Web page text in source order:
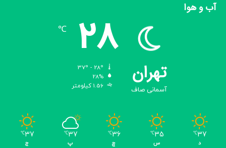
آب و هوا
تهران
آسمانی صاف
28
℃
28%
1.56 کیلومتر
37
℃
د
35
℃
س
36
℃
چ
37
℃
پ
37
℃
ج